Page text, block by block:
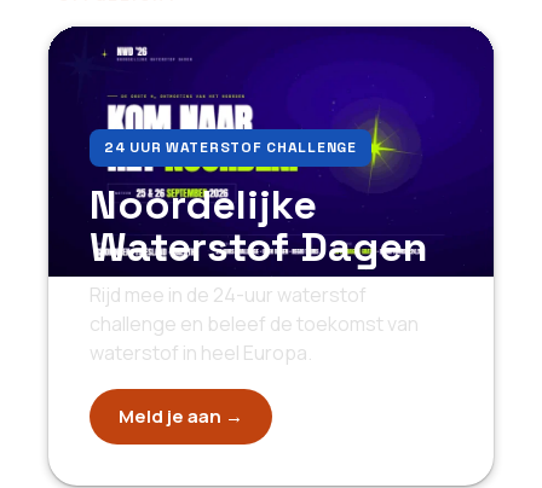
24 UUR WATERSTOF CHALLENGE
Noordelijke
Waterstof Dagen
Rijd mee in de 24-uur waterstof
challenge en beleef de toekomst van
waterstof in heel Europa.
Meld je aan →